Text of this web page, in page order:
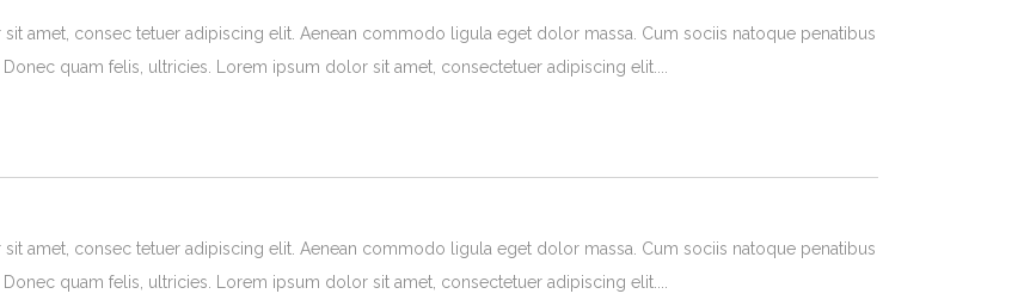
amet, consec tetuer adipiscing elit. Aenean commodo ligula eget dolor massa. Cum sociis natoque penatibus
quam felis, ultricies. Lorem ipsum dolor sit amet, consectetuer adipiscing elit.
amet, consec tetuer adipiscing elit. Aenean commodo ligula eget dolor massa. Cum sociis natoque penatibus
quam felis, ultricies. Lorem ipsum dolor sit amet, consectetuer adipiscing elit.